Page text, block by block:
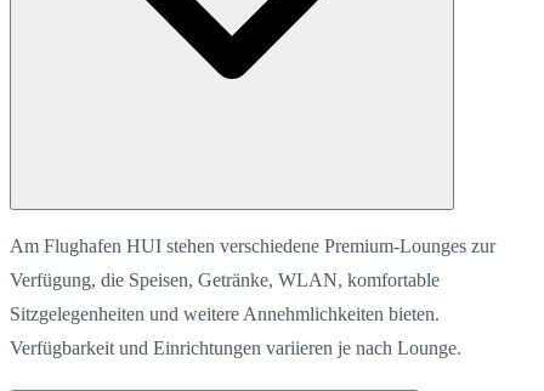
Am Flughafen HUI stehen verschiedene Premium-Lounges zur
Verfügung, die Speisen, Getränke, WLAN, komfortable
Sitzgelegenheiten und weitere Annehmlichkeiten bieten.
Verfügbarkeit und Einrichtungen variieren je nach Lounge.